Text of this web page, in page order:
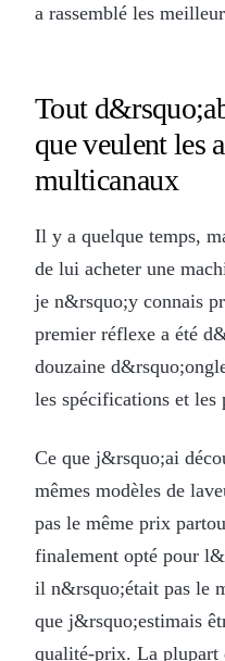
a rassemblé les
Tout
que veulent les
multicanaux
Il y a quelque temps,
de lui acheter une
je n&rsquo;y connais
premier réflexe a été
douzaine
les spécifications et les
Ce que j&rsquo;ai
mêmes modèles de
pas le même prix
finalement opté pour
il n&rsquo;était pas le
que j&rsquo;estimais
qualité-prix. La plupart